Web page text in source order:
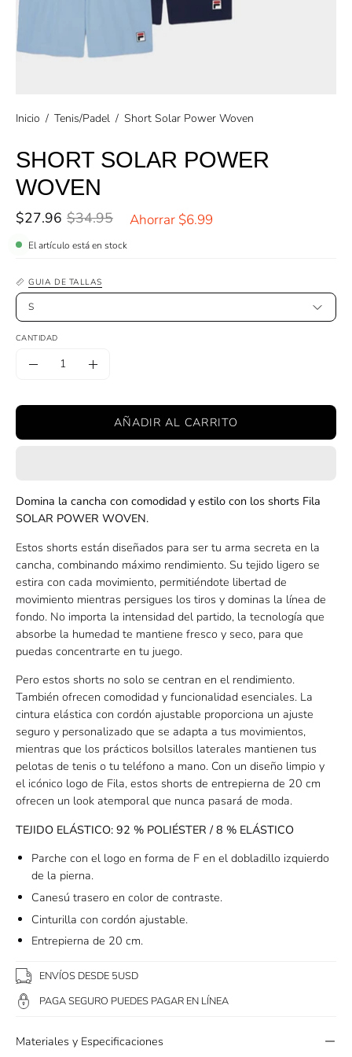
Inicio / Tenis/Padel / Short Solar Power Woven
SHORT SOLAR POWER
WOVEN
$27.96 $34.95 Ahorrar $6.99
El artículo está en stock
GUIA DE TALLAS
S
CANTIDAD
Cantidad
Aumentar
cantidad
AÑADIR AL CARRITO
Domina la cancha con comodidad y estilo con los shorts Fila
SOLAR POWER WOVEN.
Estos shorts están diseñados para ser tu arma secreta en la
cancha, combinando máximo rendimiento. Su tejido ligero se
estira con cada movimiento, permitiéndote libertad de
movimiento mientras persigues los tiros y dominas la línea de
fondo. No importa la intensidad del partido, la tecnología que
absorbe la humedad te mantiene fresco y seco, para que
puedas concentrarte en tu juego.
Pero estos shorts no solo se centran en el rendimiento.
También ofrecen comodidad y funcionalidad esenciales. La
cintura elástica con cordón ajustable proporciona un ajuste
seguro y personalizado que se adapta a tus movimientos,
mientras que los prácticos bolsillos laterales mantienen tus
pelotas de tenis o tu teléfono a mano. Con un diseño limpio y
el icónico logo de Fila, estos shorts de entrepierna de 20 cm
ofrecen un look atemporal que nunca pasará de moda.
TEJIDO ELÁSTICO: 92 % POLIÉSTER / 8 % ELÁSTICO
Parche con el logo en forma de F en el dobladillo izquierdo
de la pierna.
Canesú trasero en color de contraste.
Cinturilla con cordón ajustable.
Entrepierna de 20 cm.
ENVÍOS DESDE 5USD
PAGA SEGURO PUEDES PAGAR EN LÍNEA
Materiales y Especificaciones